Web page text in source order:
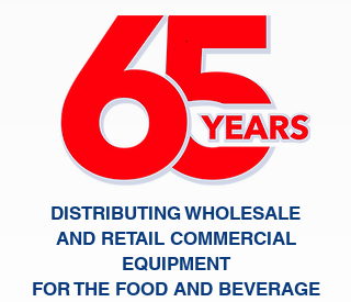
DISTRIBUTING WHOLESALE
AND RETAIL COMMERCIAL
EQUIPMENT
FOR THE FOOD AND BEVERAGE